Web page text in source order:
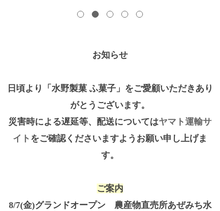
お知らせ
日頃より「水野製菓 ふ菓子」をご愛顧いただきあり
がとうございます。
災害時による遅延等、配送についてはヤマト運輸サ
イト をご確認くださいますようお願い申し上げま
す。
ご案内
8/7(金)グランドオープン 農産物直売所あぜみち水